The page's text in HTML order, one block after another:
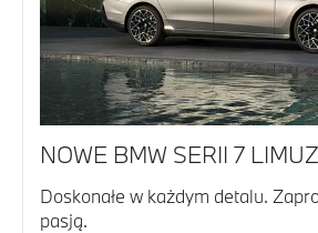
NOWE BMW SERII 7
Doskonałe w każdym detalu.
pasją.